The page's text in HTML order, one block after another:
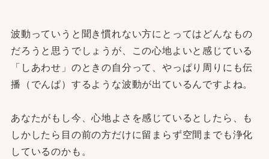
波動っていうと聞き慣れない方にとってはどんなもの
だろうと思うでしょうが、この心地よいと感じている
「しあわせ」のときの自分って、やっぱり周りにも伝
播（でんぱ）するような波動が出ているんですよね。
あなたがもし今、心地よさを感じているとしたら、も
しかしたら目の前の方だけに留まらず空間までも浄化
しているのかも。